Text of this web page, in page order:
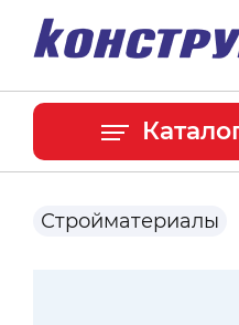
Стройматериалы